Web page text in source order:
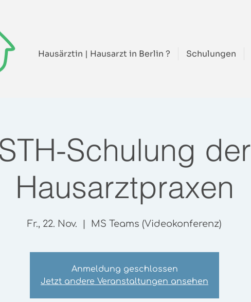
Hausärztin | Hausarzt in Berlin ? Schulungen
Schulung der
Hausarztpraxen
Fr., 22. Nov. MS Teams (Videokonferenz)
Anmeldung geschlossen
Jetzt andere Veranstaltungen ansehen